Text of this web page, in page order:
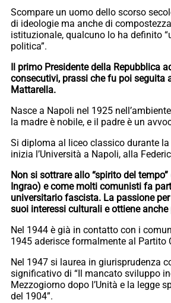
Scompare un uomo dello scorso
di ideologie ma anche di
istituzionale, qualcuno lo ha definito
politica”.
Il primo Presidente della Repubblica
consecutivi, prassi che fu poi seguita
Mattarella.
Nasce a Napoli nel 1925
la madre è nobile, e il padre è un
Si diploma al liceo classico durante
inizia l’Università a Napoli, alla
Non si sottrare allo “spirito del
Ingrao) e come molti comunisti fa
universitario fascista. La passione
suoi interessi culturali e ottiene
Nel 1944 è già in contatto con i
1945 aderisce formalmente al Partito
Nel 1947 si laurea in giurisprudenza
significativo di “Il mancato sviluppo
Mezzogiorno dopo l’Unità e la legge
del 1904”.